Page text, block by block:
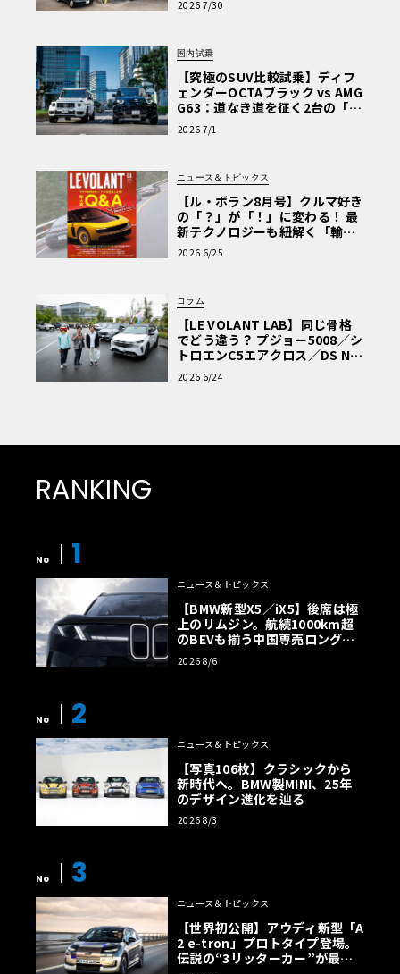
を選ぶ理由〈PR〉
2026 7/30
国内試乗
【究極のSUV比較試乗】ディフ
ェンダーOCTAブラック vs AMG
G63：道なき道を征く2台の「対
極的アプローチ」
2026 7/1
ニュース＆トピックス
【ル・ボラン8月号】クルマ好き
の「？」が「！」に変わる！ 最
新テクノロジーも紐解く「輸入
車Q&A」
2026 6/25
コラム
【LE VOLANT LAB】同じ骨格
でどう違う？ プジョー5008／シ
トロエンC5エアクロス／DS Nº4
読者一気乗りレポート
2026 6/24
RANKING
No 1
ニュース＆トピックス
【BMW新型X5／iX5】後席は極
上のリムジン。航続1000km超
のBEVも揃う中国専売ロング仕
様の全貌
2026 8/6
No 2
ニュース＆トピックス
【写真106枚】クラシックから
新時代へ。BMW製MINI、25年
のデザイン進化を辿る
2026 8/3
No 3
ニュース＆トピックス
【世界初公開】アウディ新型「A
2 e-tron」プロトタイプ登場。
伝説の“3リッターカー”が最高